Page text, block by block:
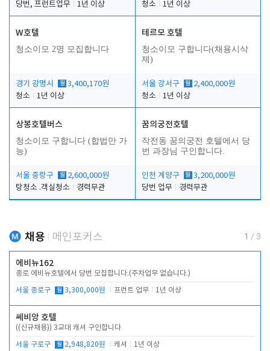
당번, 프런트업무
1년 이상
청소
1년 이상
W호텔
청소이모 2명 모집합니다
경기 광명시 월 3,400,170원
청소
1년 이상
테르모 호텔
청소이모 구합니다(채용시삭
제)
서울 강서구 월 2,400,000원
청소
1년 이상
상봉호텔버스
청소이모 구합니다 (합법만 가
능)
서울 중랑구 월 2,600,000원
탕청소 .객실청소
경력무관
꿈의궁전호텔
작전동 꿈의궁전 호텔에서 당
번 과장님 구인합니다.
인천 계양구 월 3,200,000원
당번 업무
경력무관
채용 메인포커스 1 / 3
에비뉴162
종로 에비뉴호텔에서 당번 모집합니다.(주차업무 없습니다.)
서울 종로구 월 3,300,000원 프런트 업무 1년 이상
쎄비앙 호텔
((신규채용)) 3교대 캐셔 구인합니다
서울 구로구 월 2,948,820원 캐셔 1년 이상